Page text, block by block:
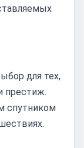
для тех,
престиж.
спутником